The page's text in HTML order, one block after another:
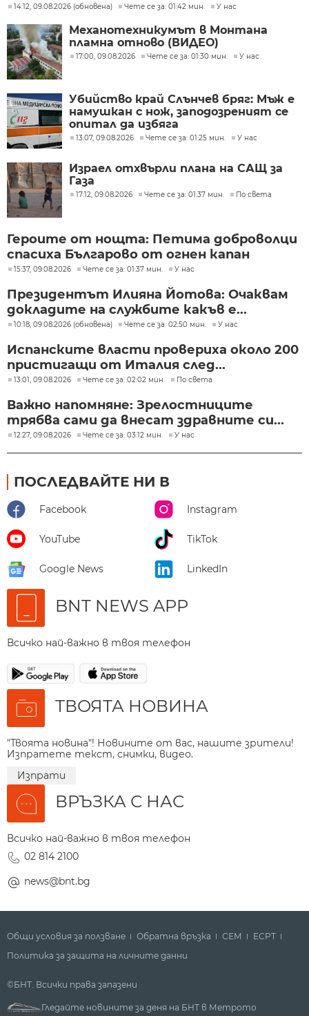
14:12, 09.08.2026 (обновена) Чете се за: 01:42 мин. У нас
Механотехникумът в Монтана
пламна отново (ВИДЕО)
17:00, 09.08.2026 Чете се за: 01:30 мин. У нас
Убийство край Слънчев бряг: Мъж е
намушкан с нож, заподозреният се
опитал да избяга
13:07, 09.08.2026 Чете се за: 01:25 мин. У нас
Израел отхвърли плана на САЩ за
Газа
17:12, 09.08.2026 Чете се за: 01:37 мин. По света
Героите от нощта: Петима доброволци
спасиха Българово от огнен капан
15:37, 09.08.2026 Чете се за: 01:37 мин. У нас
Президентът Илияна Йотова: Очаквам
докладите на службите какъв е...
10:18, 09.08.2026 (обновена) Чете се за: 02:50 мин. У нас
Испанските власти провериха около 200
пристигащи от Италия след...
13:01, 09.08.2026 Чете се за: 02:02 мин. По света
Важно напомняне: Зрелостниците
трябва сами да внесат здравните си...
12:27, 09.08.2026 Чете се за: 03:12 мин. У нас
ПОСЛЕДВАЙТЕ НИ В
Facebook Instagram
YouTube TikTok
Google News LinkedIn
BNT NEWS APP
Всичко най-важно в твоя телефон
ТВОЯТА НОВИНА
"Твоята новина"! Новините от вас, нашите зрители!
Изпратете текст, снимки, видео.
Изпрати
ВРЪЗКА С НАС
Всичко най-важно в твоя телефон
02 814 2100
news@bnt.bg
Общи условия за ползване Обратна връзка СЕМ
ECPT
Политика за защита на личните данни
©БНТ. Всички права запазени
Гледайте новините за деня на БНТ в Метрото